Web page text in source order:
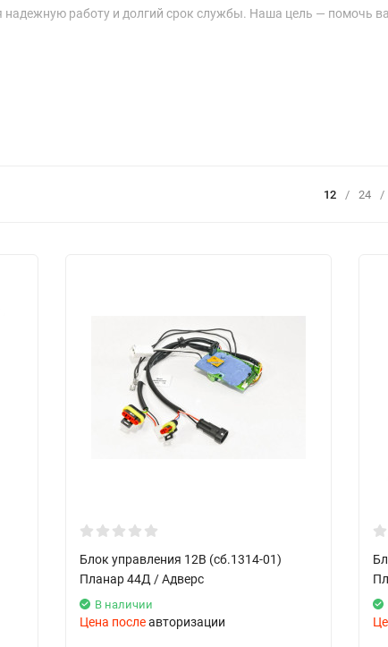
работу и долгий срок службы. Наша цель — помочь
позволяет каждому клиенту найти именно то, что ему нужно.
помочь!
12 / 24 /
Блок управления 12В (сб.1314-01)
Планар 44Д / Адверс
В наличии
Цена послеавторизации